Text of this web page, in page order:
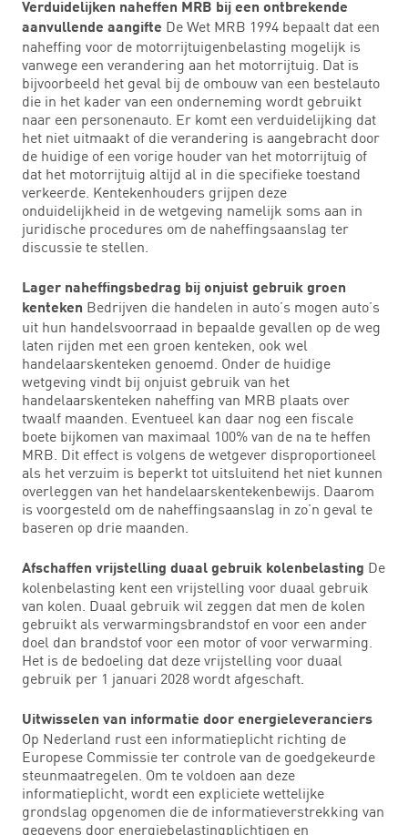
Verduidelijken naheffen MRB bij een ontbrekende
aanvullende aangifte De Wet MRB 1994 bepaalt dat een
naheffing voor de motorrijtuigenbelasting mogelijk is
vanwege een verandering aan het motorrijtuig. Dat is
bijvoorbeeld het geval bij de ombouw van een bestelauto
die in het kader van een onderneming wordt gebruikt
naar een personenauto. Er komt een verduidelijking dat
het niet uitmaakt of die verandering is aangebracht door
de huidige of een vorige houder van het motorrijtuig of
dat het motorrijtuig altijd al in die specifieke toestand
verkeerde. Kentekenhouders grijpen deze
onduidelijkheid in de wetgeving namelijk soms aan in
juridische procedures om de naheffingsaanslag ter
discussie te stellen.
Lager naheffingsbedrag bij onjuist gebruik groen
kenteken Bedrijven die handelen in auto’s mogen auto’s
uit hun handelsvoorraad in bepaalde gevallen op de weg
laten rijden met een groen kenteken, ook wel
handelaarskenteken genoemd. Onder de huidige
wetgeving vindt bij onjuist gebruik van het
handelaarskenteken naheffing van MRB plaats over
twaalf maanden. Eventueel kan daar nog een fiscale
boete bijkomen van maximaal 100% van de na te heffen
MRB. Dit effect is volgens de wetgever disproportioneel
als het verzuim is beperkt tot uitsluitend het niet kunnen
overleggen van het handelaarskentekenbewijs. Daarom
is voorgesteld om de naheffingsaanslag in zo’n geval te
baseren op drie maanden.
Afschaffen vrijstelling duaal gebruik kolenbelasting De
kolenbelasting kent een vrijstelling voor duaal gebruik
van kolen. Duaal gebruik wil zeggen dat men de kolen
gebruikt als verwarmingsbrandstof en voor een ander
doel dan brandstof voor een motor of voor verwarming.
Het is de bedoeling dat deze vrijstelling voor duaal
gebruik per 1 januari 2028 wordt afgeschaft.
Uitwisselen van informatie door energieleveranciers
Op Nederland rust een informatieplicht richting de
Europese Commissie ter controle van de goedgekeurde
steunmaatregelen. Om te voldoen aan deze
informatieplicht, wordt een expliciete wettelijke
grondslag opgenomen die de informatieverstrekking van
gegevens door energiebelastingplichtigen en